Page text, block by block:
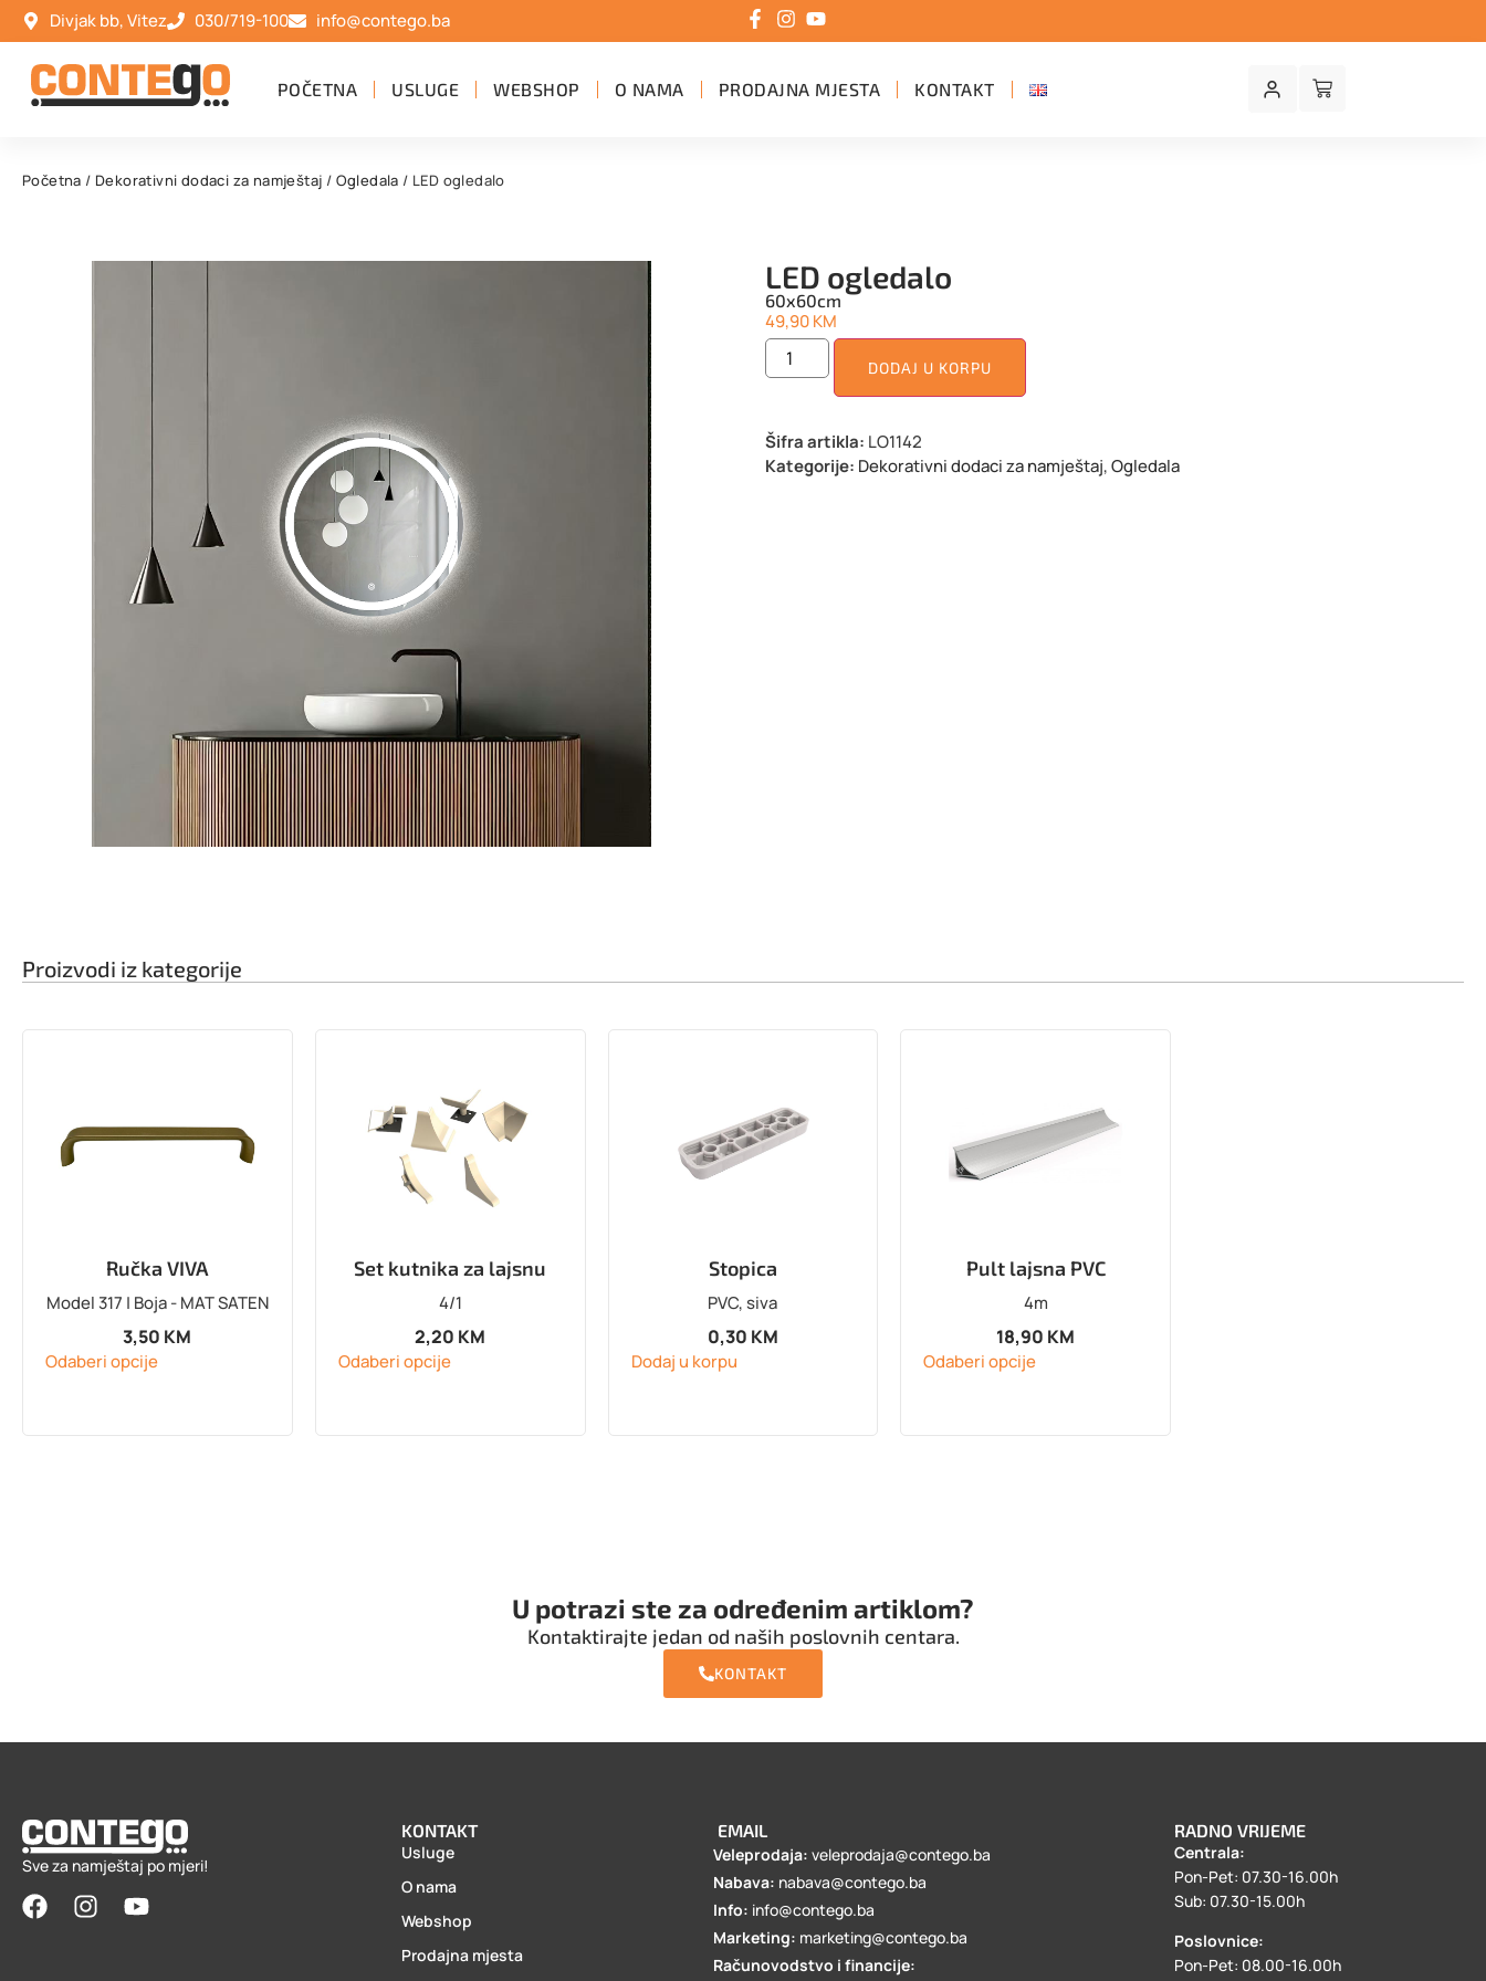
Divjak bb, Vitez 030/719-100 info@contego.ba
POČETNA USLUGE WEBSHOP O NAMA PRODAJNA MJESTA KONTAKT
Početna / Dekorativni dodaci za namještaj / Ogledala / LED ogledalo
LED ogledalo
60x60cm
49,90KM
DODAJ U KORPU
Šifra artikla: LO1142
Kategorije: Dekorativni dodaci za namještaj,Ogledala
Proizvodi iz kategorije
Ručka VIVA
Model 317 | Boja - MAT SATEN
3,50 KM
Odaberi opcije
Set kutnika za lajsnu
4/1
2,20 KM
Odaberi opcije
Stopica
PVC, siva
0,30 KM
Dodaj u korpu
Pult lajsna PVC
4m
18,90 KM
Odaberi opcije
U potrazi ste za određenim artiklom?
Kontaktirajte jedan od naših poslovnih centara.
KONTAKT
Sve za namještaj po mjeri!
KONTAKT
Usluge
O nama
Webshop
Prodajna mjesta
EMAIL
Veleprodaja:veleprodaja@contego.ba
Nabava: nabava@contego.ba
Info: info@contego.ba
Marketing: marketing@contego.ba
Računovodstvo i financije:
RADNO VRIJEME
Centrala:
Pon-Pet: 07.30-16.00h
Sub: 07.30-15.00h
Poslovnice:
Pon-Pet: 08.00-16.00h